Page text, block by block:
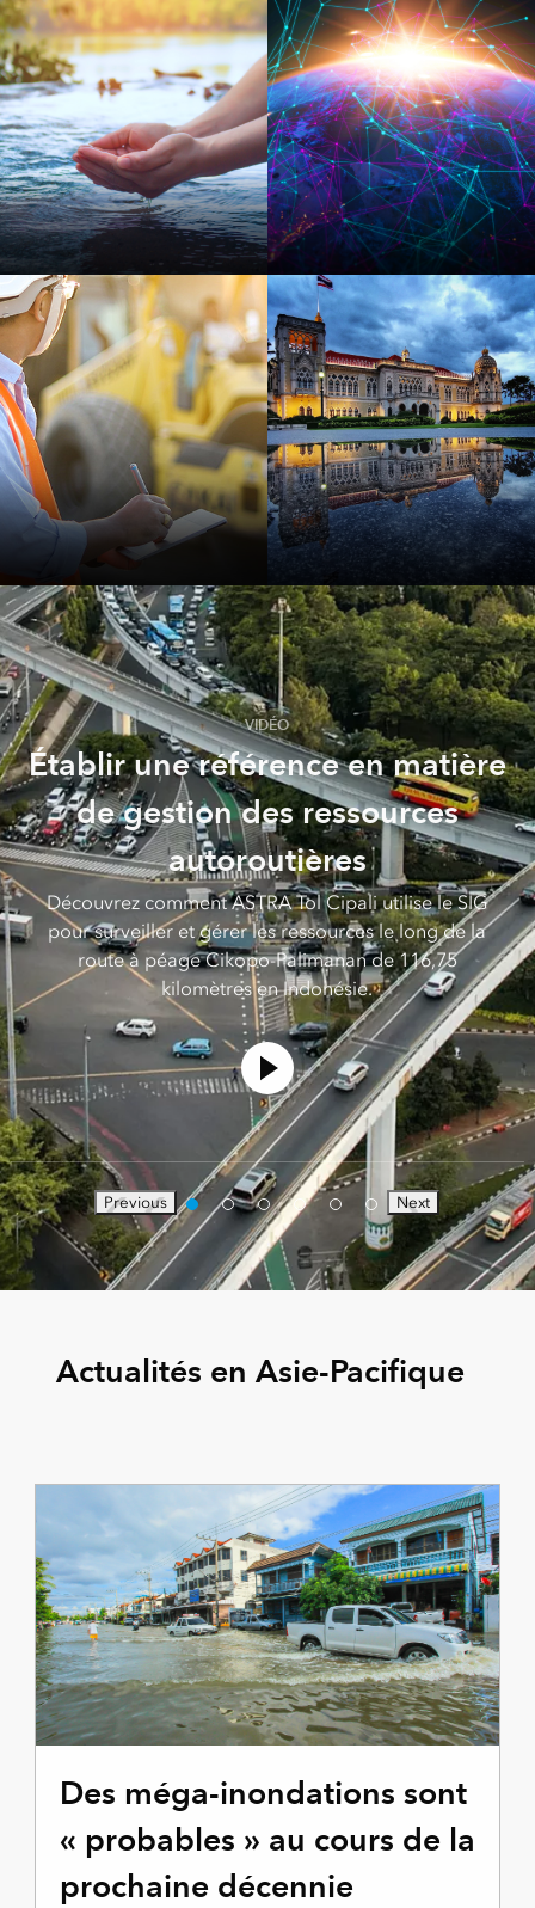
Action climatique
Jumeau
numérique
Infrastructure
Administration
nationale
VIDÉO
Établir une référence en matière
de gestion des ressources
autoroutières
Découvrez comment ASTRA Tol Cipali utilise le SIG
pour surveiller et gérer les ressources le long de la
route à péage Cikopo-Palimanan de 116,75
kilomètres en Indonésie.
Previous Next
Actualités en Asie-Pacifique
Des méga-inondations sont
« probables » au cours de la
prochaine décennie